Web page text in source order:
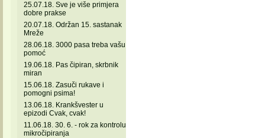
25.07.18. Sve je više primjera
dobre prakse
20.07.18. Održan 15. sastanak
Mreže
28.06.18. 3000 pasa treba vašu
pomoć
19.06.18. Pas čipiran, skrbnik
miran
15.06.18. Zasuči rukave i
pomogni psima!
13.06.18. Krankšvester u
epizodi Cvak, cvak!
11.06.18. 30. 6. - rok za kontrolu
mikročipiranja